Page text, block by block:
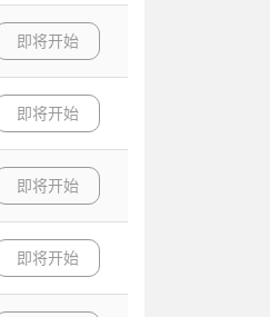
即将开始
即将开始
即将开始
即将开始